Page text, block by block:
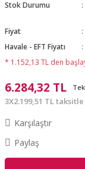
Stok Durumu
Fiyat
Havale - EFT Fiyatı
* 1.152,13 TL den
6.284,32 TL
3X2.199,51 TL taksitle
Karşılaştır
Paylaş